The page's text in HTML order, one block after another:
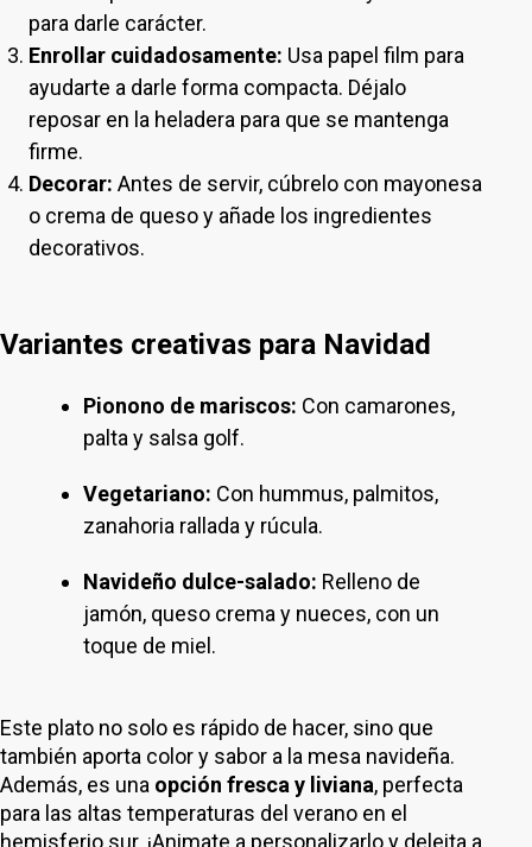
para darle carácter.
Enrollar cuidadosamente: Usa papel film para
ayudarte a darle forma compacta. Déjalo
reposar en la heladera para que se mantenga
firme.
Decorar: Antes de servir, cúbrelo con mayonesa
o crema de queso y añade los ingredientes
decorativos.
Variantes creativas para Navidad
Pionono de mariscos: Con camarones,
palta y salsa golf.
Vegetariano: Con hummus, palmitos,
zanahoria rallada y rúcula.
Navideño dulce-salado: Relleno de
jamón, queso crema y nueces, con un
toque de miel.
Este plato no solo es rápido de hacer, sino que
también aporta color y sabor a la mesa navideña.
Además, es una opción fresca y liviana, perfecta
para las altas temperaturas del verano en el
hemisferio sur. ¡Animate a personalizarlo y deleita a